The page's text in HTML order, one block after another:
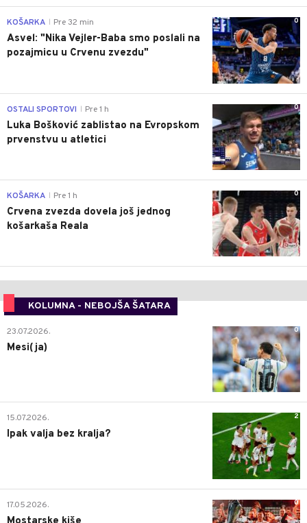
0
KOŠARKA Pre 32 min
Asvel: "Nika Vejler-Baba smo poslali na
pozajmicu u Crvenu zvezdu"
0
OSTALI SPORTOVI Pre 1 h
Luka Bošković zablistao na Evropskom
prvenstvu u atletici
0
KOŠARKA Pre 1 h
Crvena zvezda dovela još jednog
košarkaša Reala
KOLUMNA - NEBOJŠA ŠATARA
0
23.07.2026.
Mesi(ja)
2
15.07.2026.
Ipak valja bez kralja?
0
17.05.2026.